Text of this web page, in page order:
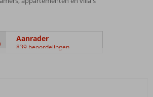
Aanrader
839 beoordelingen